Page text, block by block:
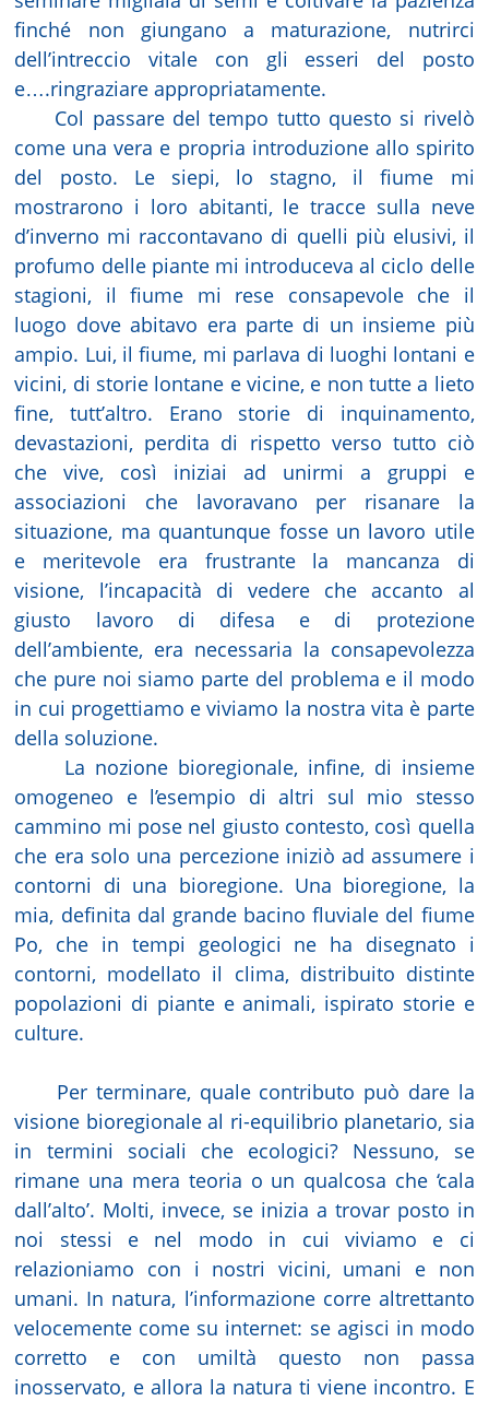
finché non giungano a maturazione, nutrirci
dell’intreccio vitale con gli esseri del posto
e….ringraziare appropriatamente.
Col passare del tempo tutto questo si rivelò
come una vera e propria introduzione allo spirito
del posto. Le siepi, lo stagno, il fiume mi
mostrarono i loro abitanti, le tracce sulla neve
d’inverno mi raccontavano di quelli più elusivi, il
profumo delle piante mi introduceva al ciclo delle
stagioni, il fiume mi rese consapevole che il
luogo dove abitavo era parte di un insieme più
ampio. Lui, il fiume, mi parlava di luoghi lontani e
vicini, di storie lontane e vicine, e non tutte a lieto
fine, tutt’altro. Erano storie di inquinamento,
devastazioni, perdita di rispetto verso tutto ciò
che vive, così iniziai ad unirmi a gruppi e
associazioni che lavoravano per risanare la
situazione, ma quantunque fosse un lavoro utile
e meritevole era frustrante la mancanza di
visione, l’incapacità di vedere che accanto al
giusto lavoro di difesa e di protezione
dell’ambiente, era necessaria la consapevolezza
che pure noi siamo parte del problema e il modo
in cui progettiamo e viviamo la nostra vita è parte
della soluzione.
La nozione bioregionale, infine, di insieme
omogeneo e l’esempio di altri sul mio stesso
cammino mi pose nel giusto contesto, così quella
che era solo una percezione iniziò ad assumere i
contorni di una bioregione. Una bioregione, la
mia, definita dal grande bacino fluviale del fiume
Po, che in tempi geologici ne ha disegnato i
contorni, modellato il clima, distribuito distinte
popolazioni di piante e animali, ispirato storie e
culture.
Per terminare, quale contributo può dare la
visione bioregionale al ri-equilibrio planetario, sia
in termini sociali che ecologici? Nessuno, se
rimane una mera teoria o un qualcosa che ‘cala
dall’alto’. Molti, invece, se inizia a trovar posto in
noi stessi e nel modo in cui viviamo e ci
relazioniamo con i nostri vicini, umani e non
umani. In natura, l’informazione corre altrettanto
velocemente come su internet: se agisci in modo
corretto e con umiltà questo non passa
inosservato, e allora la natura ti viene incontro. E